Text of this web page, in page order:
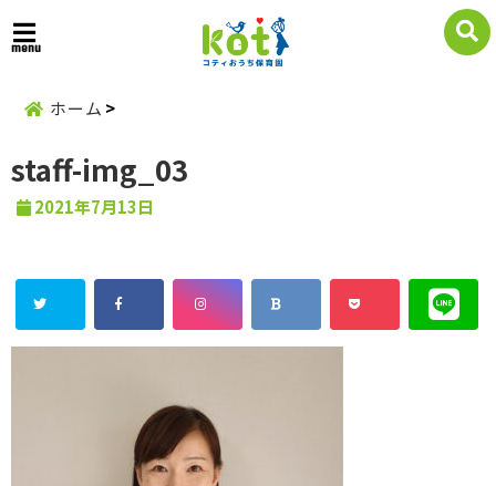
menu
ホーム
staff-img_03
2021年7月13日